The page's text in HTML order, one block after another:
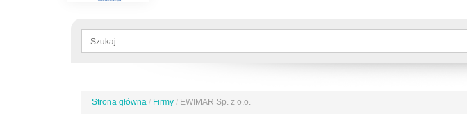
Formularz
Jesteś
Strona główna / Firmy / EWIMAR Sp. z o.o.